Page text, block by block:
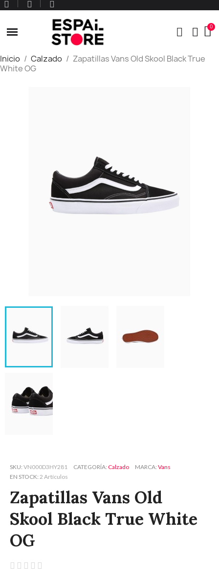
Inicio Calzado
Zapatillas Vans Old Skool Black True
White OG
SKU VN000D3HY281 CATEGORÍA Calzado MARCA Vans
EN STOCK 2 Artículos
Zapatillas Vans Old
Skool Black True White
OG
    